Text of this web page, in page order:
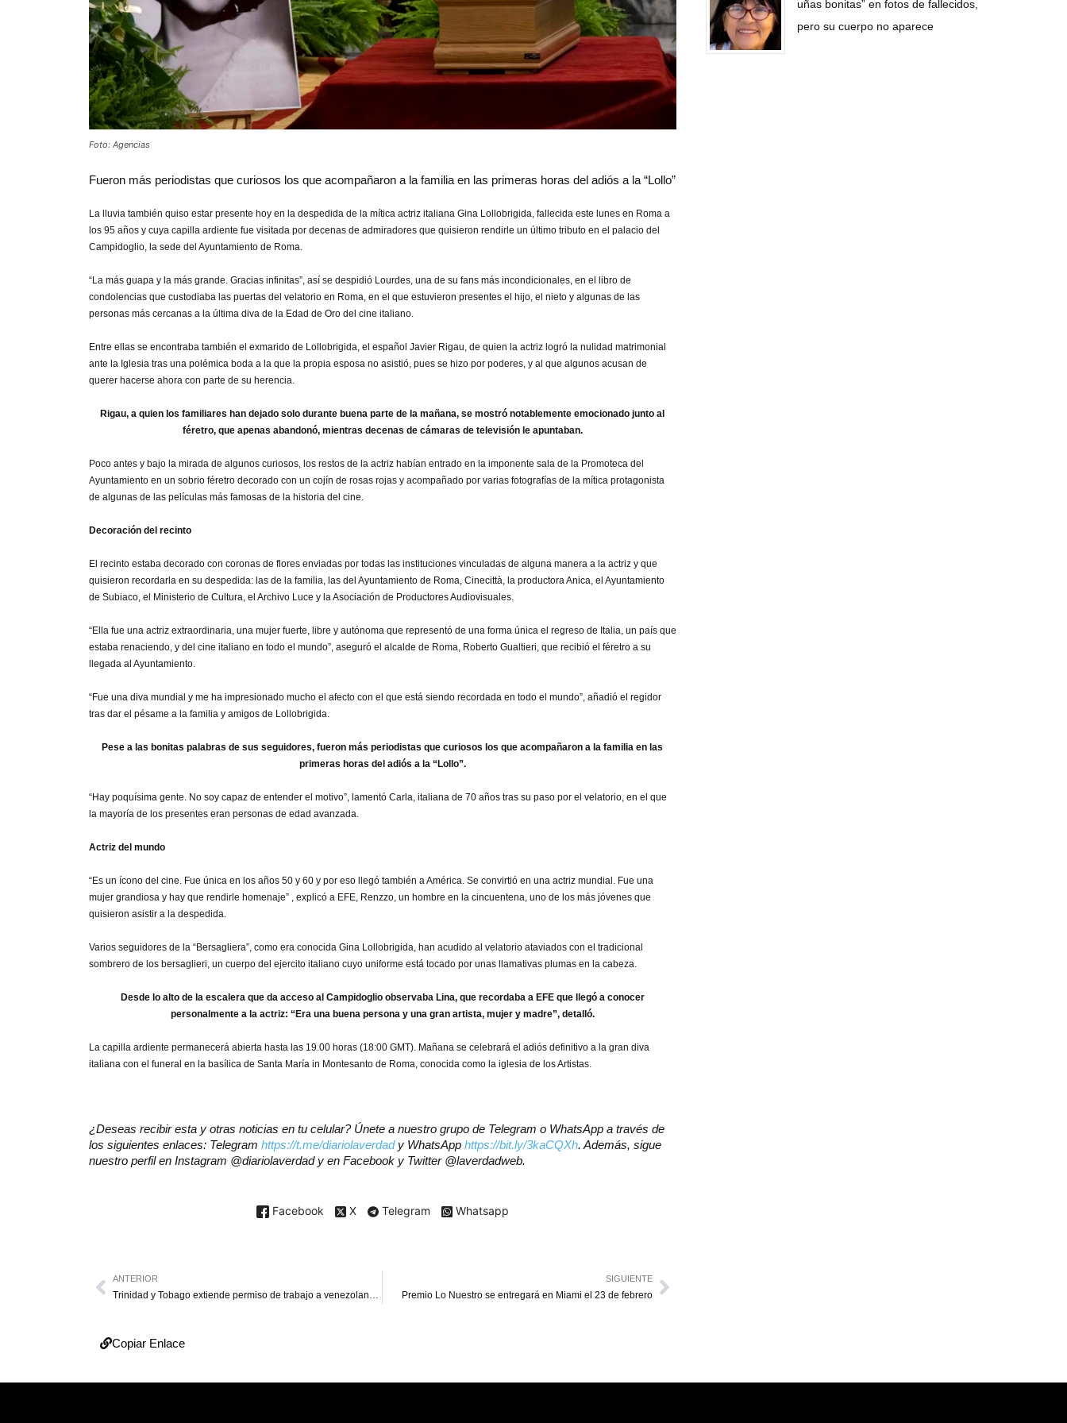
Foto: Agencias
Fueron más periodistas que curiosos los que acompañaron a la familia en las primeras horas del adiós a la “Lollo”
La lluvia también quiso estar presente hoy en la despedida de la mítica actriz italiana Gina Lollobrigida, fallecida este lunes en Roma a
los 95 años y cuya capilla ardiente fue visitada por decenas de admiradores que quisieron rendirle un último tributo en el palacio del
Campidoglio, la sede del Ayuntamiento de Roma.
“La más guapa y la más grande. Gracias infinitas”, así se despidió Lourdes, una de su fans más incondicionales, en el libro de
condolencias que custodiaba las puertas del velatorio en Roma, en el que estuvieron presentes el hijo, el nieto y algunas de las
personas más cercanas a la última diva de la Edad de Oro del cine italiano.
Entre ellas se encontraba también el exmarido de Lollobrigida, el español Javier Rigau, de quien la actriz logró la nulidad matrimonial
ante la Iglesia tras una polémica boda a la que la propia esposa no asistió, pues se hizo por poderes, y al que algunos acusan de
querer hacerse ahora con parte de su herencia.
Rigau, a quien los familiares han dejado solo durante buena parte de la mañana, se mostró notablemente emocionado junto al
féretro, que apenas abandonó, mientras decenas de cámaras de televisión le apuntaban.
Poco antes y bajo la mirada de algunos curiosos, los restos de la actriz habían entrado en la imponente sala de la Promoteca del
Ayuntamiento en un sobrio féretro decorado con un cojín de rosas rojas y acompañado por varias fotografías de la mítica protagonista
de algunas de las películas más famosas de la historia del cine.
Decoración del recinto
El recinto estaba decorado con coronas de flores enviadas por todas las instituciones vinculadas de alguna manera a la actriz y que
quisieron recordarla en su despedida: las de la familia, las del Ayuntamiento de Roma, Cinecittà, la productora Anica, el Ayuntamiento
de Subiaco, el Ministerio de Cultura, el Archivo Luce y la Asociación de Productores Audiovisuales.
“Ella fue una actriz extraordinaria, una mujer fuerte, libre y autónoma que representó de una forma única el regreso de Italia, un país que
estaba renaciendo, y del cine italiano en todo el mundo”, aseguró el alcalde de Roma, Roberto Gualtieri, que recibió el féretro a su
llegada al Ayuntamiento.
“Fue una diva mundial y me ha impresionado mucho el afecto con el que está siendo recordada en todo el mundo”, añadió el regidor
tras dar el pésame a la familia y amigos de Lollobrigida.
Pese a las bonitas palabras de sus seguidores, fueron más periodistas que curiosos los que acompañaron a la familia en las
primeras horas del adiós a la “Lollo”.
“Hay poquísima gente. No soy capaz de entender el motivo”, lamentó Carla, italiana de 70 años tras su paso por el velatorio, en el que
la mayoría de los presentes eran personas de edad avanzada.
Actriz del mundo
“Es un ícono del cine. Fue única en los años 50 y 60 y por eso llegó también a América. Se convirtió en una actriz mundial. Fue una
mujer grandiosa y hay que rendirle homenaje” , explicó a EFE, Renzzo, un hombre en la cincuentena, uno de los más jóvenes que
quisieron asistir a la despedida.
Varios seguidores de la “Bersagliera”, como era conocida Gina Lollobrigida, han acudido al velatorio ataviados con el tradicional
sombrero de los bersaglieri, un cuerpo del ejercito italiano cuyo uniforme está tocado por unas llamativas plumas en la cabeza.
Desde lo alto de la escalera que da acceso al Campidoglio observaba Lina, que recordaba a EFE que llegó a conocer
personalmente a la actriz: “Era una buena persona y una gran artista, mujer y madre”, detalló.
La capilla ardiente permanecerá abierta hasta las 19.00 horas (18:00 GMT). Mañana se celebrará el adiós definitivo a la gran diva
italiana con el funeral en la basílica de Santa María in Montesanto de Roma, conocida como la iglesia de los Artistas.
¿Deseas recibir esta y otras noticias en tu celular? Únete a nuestro grupo de Telegram o WhatsApp a través de
los siguientes enlaces: Telegram https://t.me/diariolaverdady WhatsApp https://bit.ly/3kaCQXh. Además, sigue
nuestro perfil en Instagram @diariolaverdad y en Facebook y Twitter @laverdadweb.
Facebook X Telegram Whatsapp
uñas bonitas” en fotos de fallecidos,
pero su cuerpo no aparece
ANTERIOR
Trinidad y Tobago extiende permiso de trabajo a venezolanos legales
SIGUIENTE
Premio Lo Nuestro se entregará en Miami el 23 de febrero
Copiar Enlace